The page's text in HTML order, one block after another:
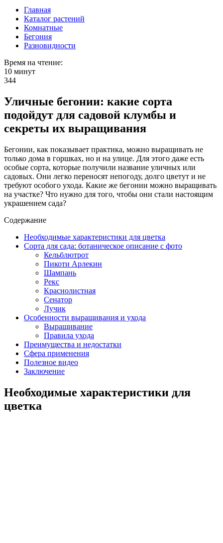
Главная
Каталог растений
Комнатные
Бегония
Разновидности
Время на чтение:
10 минут
344
Уличные бегонии: какие сорта
подойдут для садовой клумбы и
секреты их выращивания
Бегонии, как показывает практика, можно выращивать не
только дома в горшках, но и на улице. Для этого даже есть
особые сорта, которые получили название уличных или
садовых. Они легко переносят непогоду, долго цветут и не
требуют особого ухода. Какие же бегонии можно выращивать
на участке? Что нужно для того, чтобы они стали настоящим
украшением сада?
Содержание
Необходимые характеристики для цветка
Сорта для сада: ботаническое описание с фото
Кельблютрот
Пикоти Арлекин
Шампань
Рекс
Краснолистная
Сенатор
Лучик
Особенности выращивания и ухода
Выращивание
Правила ухода
Преимущества и недостатки
Сфера применения
Полезное видео
Заключение
Необходимые характеристики для
цветка